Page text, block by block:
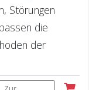
Störungen
die
der